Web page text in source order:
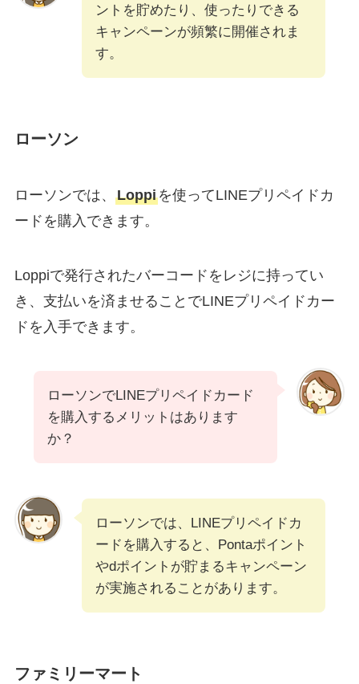
ントを貯めたり、使ったりできる
キャンペーンが頻繁に開催されま
す。
ローソン
ローソンでは、 Loppiを使ってLINEプリペイドカ
ードを購入できます。
Loppiで発行されたバーコードをレジに持ってい
き、支払いを済ませることでLINEプリペイドカー
ドを入手できます。
ローソンでLINEプリペイドカード
を購入するメリットはあります
か？
ローソンでは、LINEプリペイドカ
ードを購入すると、Pontaポイント
やdポイントが貯まるキャンペーン
が実施されることがあります。
ファミリーマート